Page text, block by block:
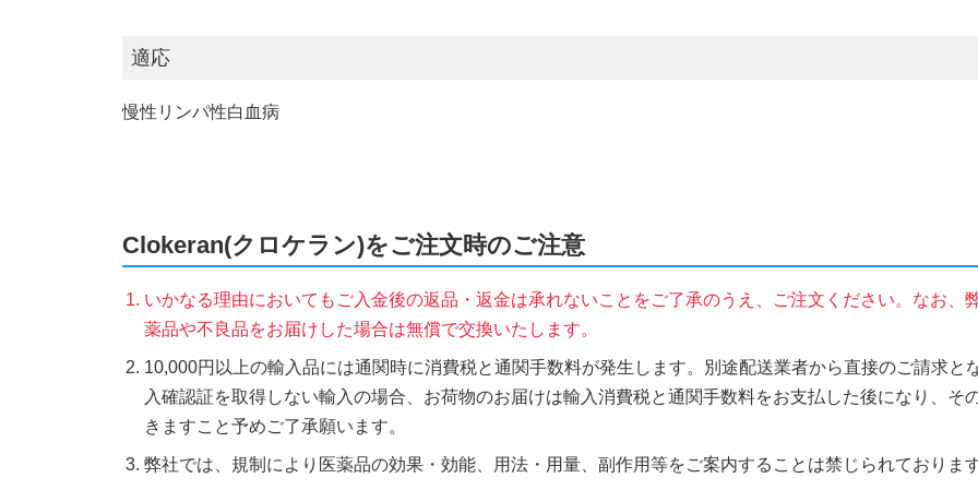
適応
慢性リンパ性白血病
Clokeran(クロケラン)をご注文時のご注意
いかなる理由においてもご入金後の返品・返金は承れないことをご了承のうえ、ご注文ください。なお、
薬品や不良品をお届けした場合は無償で交換いたします。
10,000円以上の輸入品には通関時に消費税と通関手数料が発生します。別途配送業者から直接のご請求
入確認証を取得しない輸入の場合、お荷物のお届けは輸入消費税と通関手数料をお支払した後になり、そ
きますこと予めご了承願います。
弊社では、規制により医薬品の効果・効能、用法・用量、副作用等をご案内することは禁じられております